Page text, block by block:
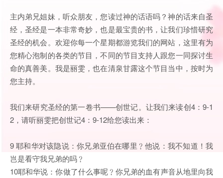
主内弟兄姐妹，听众朋友，您读过神的话语吗？神的话来自圣
经，圣经是一本非常奇妙，也是最宝贵的书，让我们珍惜研究
圣经的机会。欢迎你每一个星期都游览我们的网站，这里有为
您精心泡制的各类的节目，不同的节目支持人跟您一同探讨生
命的真善美。我是丽雯，也在清泉甘露这个节目当中，按时为
您主持。
我们来研究圣经的第一卷书——创世记。让我们来读创4：9-1
2，请听丽雯把创世记4：9-12给您读出来：
9 耶和华对该隐说：你兄弟亚伯在哪里﹖他说：我不知道！我
岂是看守我兄弟的吗﹖
10耶和华说：你做了什么事呢﹖你兄弟的血有声音从地里向我